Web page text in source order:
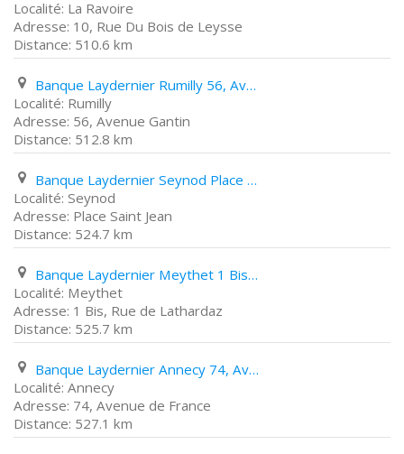
La Ravoire
10, Rue Du Bois de Leysse
510.6 km
Banque Laydernier Rumilly 56, Avenue Gantin
Rumilly
56, Avenue Gantin
512.8 km
Banque Laydernier Seynod Place Saint Jean
Seynod
Place Saint Jean
524.7 km
Banque Laydernier Meythet 1 Bis, Rue de Lathardaz
Meythet
1 Bis, Rue de Lathardaz
525.7 km
Banque Laydernier Annecy 74, Avenue de France
Annecy
74, Avenue de France
527.1 km